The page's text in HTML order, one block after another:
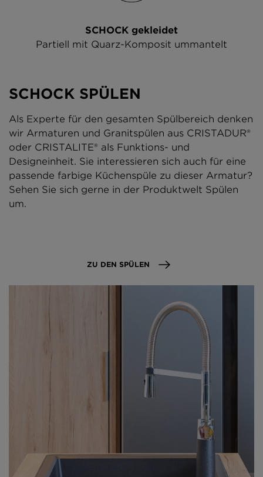
SCHOCK gekleidet
Partiell mit Quarz-Komposit ummantelt
SCHOCK SPÜLEN
Als Experte für den gesamten Spülbereich denken
wir Armaturen und Granitspülen aus CRISTADUR®
oder CRISTALITE® als Funktions- und
Designeinheit. Sie interessieren sich auch für eine
passende farbige Küchenspüle zu dieser Armatur?
Sehen Sie sich gerne in der Produktwelt Spülen
um.
ZU DEN SPÜLEN